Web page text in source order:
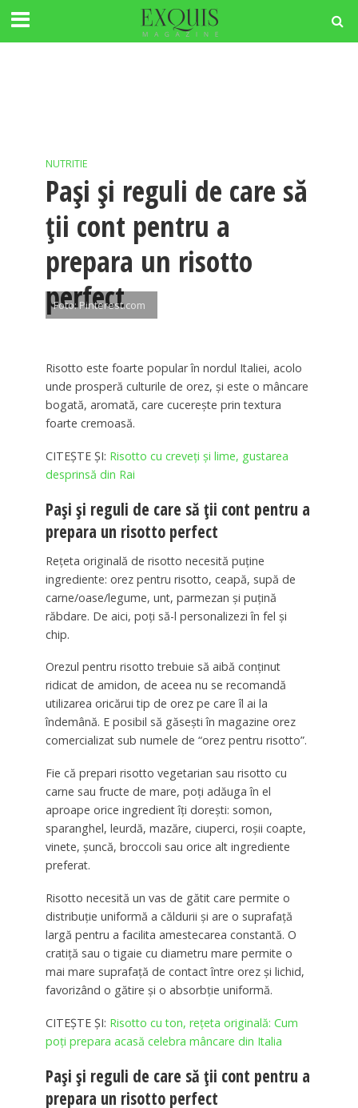
NUTRITIE
Pași și reguli de care să
ții cont pentru a
prepara un risotto
perfect
Foto: Pinterest.com
Risotto este foarte popular în nordul Italiei, acolo
unde prosperă culturile de orez, și este o mâncare
bogată, aromată, care cucerește prin textura
foarte cremoasă.
CITEȘTE ȘI: Risotto cu creveți și lime, gustarea
desprinsă din Rai
Pași și reguli de care să ții cont pentru a
prepara un risotto perfect
Rețeta originală de risotto necesită puține
ingrediente: orez pentru risotto, ceapă, supă de
carne/oase/legume, unt, parmezan și puțină
răbdare. De aici, poți să-l personalizezi în fel și
chip.
Orezul pentru risotto trebuie să aibă conținut
ridicat de amidon, de aceea nu se recomandă
utilizarea oricărui tip de orez pe care îl ai la
îndemână. E posibil să găsești în magazine orez
comercializat sub numele de “orez pentru risotto”.
Fie că prepari risotto vegetarian sau risotto cu
carne sau fructe de mare, poți adăuga în el
aproape orice ingredient îți dorești: somon,
sparanghel, leurdă, mazăre, ciuperci, roșii coapte,
vinete, șuncă, broccoli sau orice alt ingrediente
preferat.
Risotto necesită un vas de gătit care permite o
distribuție uniformă a căldurii și are o suprafață
largă pentru a facilita amestecarea constantă. O
cratiță sau o tigaie cu diametru mare permite o
mai mare suprafață de contact între orez și lichid,
favorizând o gătire și o absorbție uniformă.
CITEȘTE ȘI: Risotto cu ton, rețeta originală: Cum
poți prepara acasă celebra mâncare din Italia
Pași și reguli de care să ții cont pentru a
prepara un risotto perfect